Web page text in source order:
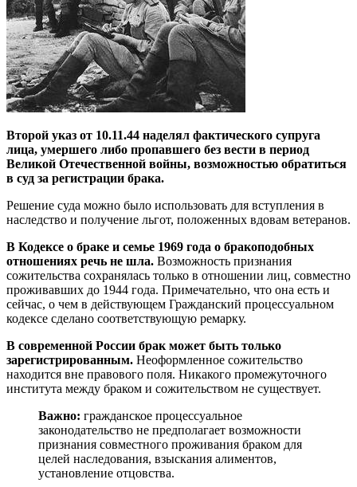
Второй указ от 10.11.44 наделял фактического супруга
лица, умершего либо пропавшего без вести в период
Великой Отечественной войны, возможностью обратиться
в суд за регистрации брака.
Решение суда можно было использовать для вступления в
наследство и получение льгот, положенных вдовам ветеранов.
В Кодексе о браке и семье 1969 года о бракоподобных
отношениях речь не шла. Возможность признания
сожительства сохранялась только в отношении лиц, совместно
проживавших до 1944 года. Примечательно, что она есть и
сейчас, о чем в действующем Гражданский процессуальном
кодексе сделано соответствующую ремарку.
В современной России брак может быть только
зарегистрированным. Неоформленное сожительство
находится вне правового поля. Никакого промежуточного
института между браком и сожительством не существует.
Важно: гражданское процессуальное
законодательство не предполагает возможности
признания совместного проживания браком для
целей наследования, взыскания алиментов,
установление отцовства.